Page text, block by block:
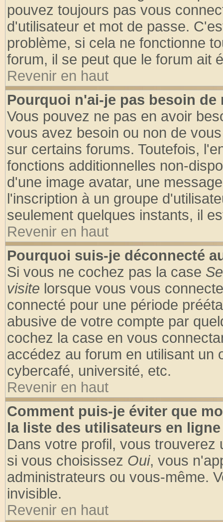
pouvez toujours pas vous
d'utilisateur et mot de passe.
problème, si cela ne fonctionne
forum, il se peut que le forum ait
Revenir en haut
Pourquoi n'ai-je pas besoin de
Vous pouvez ne pas en avoir
vous avez besoin ou non de
sur certains forums. Toutefois,
fonctions additionnelles non-
d'une image avatar, une
l'inscription à un groupe
seulement quelques instants, il
Revenir en haut
Pourquoi suis-je déconnecté
Si vous ne cochez pas la case
visite lorsque vous vous
connecté pour une période
abusive de votre compte par
cochez la case en vous
accédez au forum en utilisant un
cybercafé, université, etc.
Revenir en haut
Comment puis-je éviter que
la liste des utilisateurs en
Dans votre profil, vous trouverez
si vous choisissez Oui, vous
administrateurs ou vous-même.
invisible.
Revenir en haut